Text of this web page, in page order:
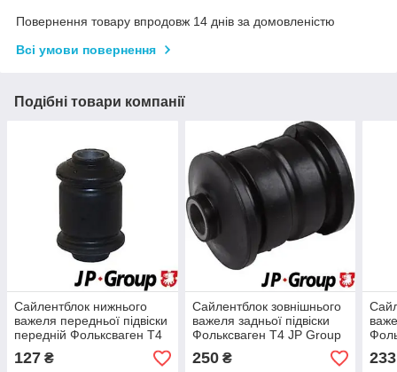
Повернення товару впродовж 14 днів за домовленістю
Всі умови повернення
Подібні товари компанії
Сайлентблок нижнього
важеля передньої підвіски
передній Фольксваген Т4
(09.90-12.95) JP Group
1140203700
127 ₴
Сайлентблок зовнішнього
важеля задньої підвіски
Фольксваген Т4 JP Group
1150305200
250₴
104
233